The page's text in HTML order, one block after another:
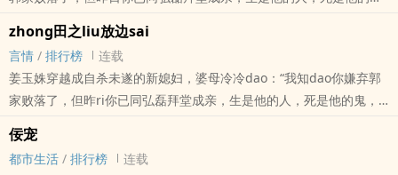
走吧！”容佑棠胆战心惊，紧贴墙壁。
然而庆王却关上门，说：“你过来。”
鬼，休想逃离！” 生死攸关，她别无选择，咬牙跟随被流放的丈夫出
塞，三千..
zhong田之liu放边sai
言情 / 排行榜
连载
姜玉姝穿越成自杀未遂的新媳妇，婆母冷冷dao：“我知dao你嫌弃郭
家败落了，但昨ri你已同弘磊拜堂成亲，生是他的人，死是他的鬼，
休想逃离！” 生死攸关，她别无选择，咬牙跟随被liu放的丈夫出
sai，三千里长路漫漫，险象环生。 dao路崎岖、深山密林、野兽
横行、废宅破庙、风餐lou宿……古代特殊蜜月之旅，敬请围观。
佞宠
都市生活 / 排行榜
连载